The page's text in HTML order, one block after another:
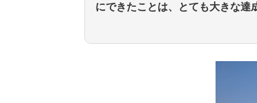
にできたことは、とても大きな達